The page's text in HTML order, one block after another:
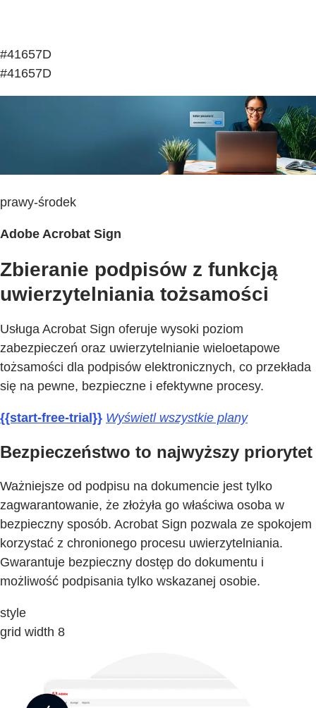
#41657D
#41657D
prawy-środek
Adobe Acrobat Sign
Zbieranie podpisów z funkcją
uwierzytelniania tożsamości
Usługa Acrobat Sign oferuje wysoki poziom
zabezpieczeń oraz uwierzytelnianie wieloetapowe
tożsamości dla podpisów elektronicznych, co przekłada
się na pewne, bezpieczne i efektywne procesy.
{{start-free-trial}} Wyświetl wszystkie plany
Bezpieczeństwo to najwyższy priorytet
Ważniejsze od podpisu na dokumencie jest tylko
zagwarantowanie, że złożyła go właściwa osoba w
bezpieczny sposób. Acrobat Sign pozwala ze spokojem
korzystać z chronionego procesu uwierzytelniania.
Gwarantuje bezpieczny dostęp do dokumentu i
możliwość podpisania tylko wskazanej osobie.
style
grid width 8